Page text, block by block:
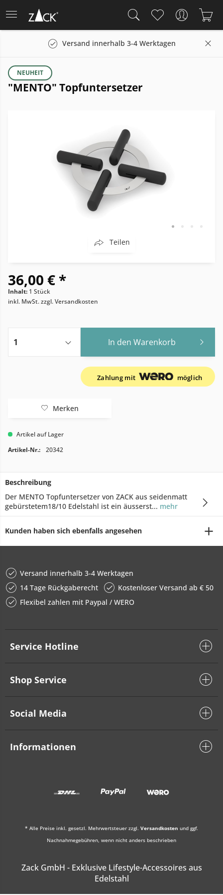
Versand innerhalb 3-4 Werktagen
"MENTO" Topfuntersetzer
NEUHEIT
Teilen
36,00 € *
Inhalt: 1 Stück
inkl. MwSt.zzgl. Versandkosten
In den Warenkorb
Zahlung mit möglich
Merken
Artikel auf Lager
Artikel-Nr.:
20342
Beschreibung
Der MENTO Topfuntersetzer von ZACK aus seidenmatt
gebürstetem18/10 Edelstahl ist ein äusserst... mehr
Kunden haben sich ebenfalls angesehen
Versand innerhalb 3-4 Werktagen
14 Tage Rückgaberecht
Kostenloser Versand ab € 50
Flexibel zahlen mit Paypal / WERO
Service Hotline
Shop Service
Social Media
Informationen
* Alle Preise inkl. gesetzl. Mehrwertsteuer zzgl. Versandkosten und ggf.
Nachnahmegebühren, wenn nicht anders beschrieben
Zack GmbH - Exklusive Lifestyle-Accessoires aus
Edelstahl